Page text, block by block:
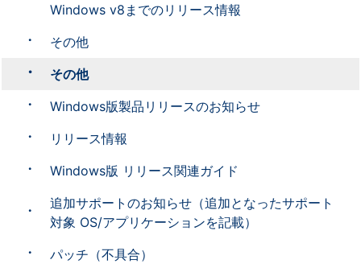
Windows v8までのリリース情報
その他
その他
Windows版製品リリースのお知らせ
リリース情報
Windows版 リリース関連ガイド
追加サポートのお知らせ（追加となったサポート
対象 OS/アプリケーションを記載）
パッチ（不具合）